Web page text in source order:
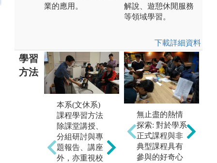
業的應用。
解說、遊憩休閒服務
等領域學習。
下載詳細資料
學習
方法
本系(文休系)
課程學習方法
除課堂講授、
分組研討與專
題報告、講座
外，亦重視校
校外參訪促進
學生了解業界
圖解:墾丁華泰
瑞院參訪與座
談
無止盡的熱情
探索: 對於學系
正式課程與非
典型課程具有
參與的好奇心